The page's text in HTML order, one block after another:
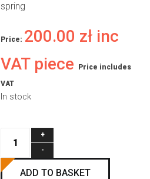
spring
Price: 200.00 zł inc
VAT piece
Price includes
VAT
In stock
6215
ADD TO BASKET